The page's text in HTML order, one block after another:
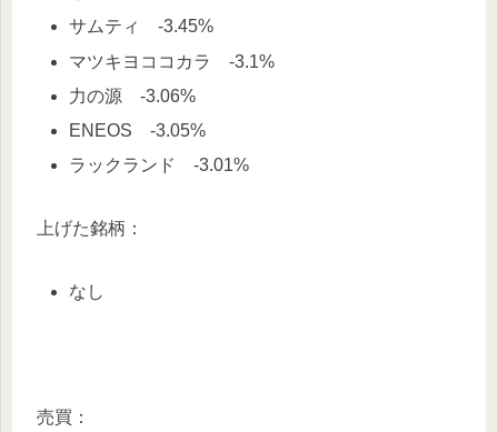
サムティ -3.45%
マツキヨココカラ -3.1%
力の源 -3.06%
ENEOS -3.05%
ラックランド -3.01%
上げた銘柄：
なし
売買：